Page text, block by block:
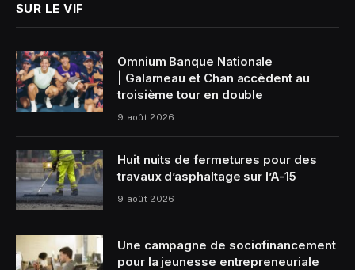
SUR LE VIF
Omnium Banque Nationale
| Galarneau et Chan accèdent au
troisième tour en double
9 août 2026
Huit nuits de fermetures pour des
travaux d’asphaltage sur l’A-15
9 août 2026
Une campagne de sociofinancement
pour la jeunesse entrepreneuriale